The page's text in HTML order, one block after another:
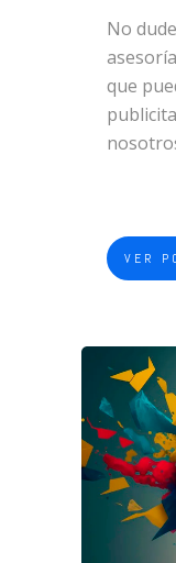
No
que
VER